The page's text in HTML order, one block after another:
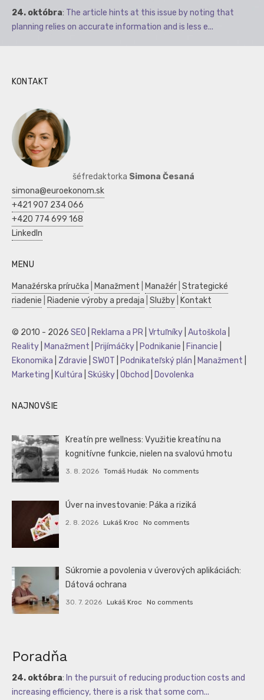
24. októbra: The article hints at this issue by noting that
planning relies on accurate information and is less e...
KONTAKT
šéfredaktorka Simona Česaná
simona@euroekonom.sk
+421 907 234 066
+420 774 699 168
LinkedIn
MENU
Manažérska príručka Manažment Manažér Strategické
riadenie
Riadenie výroby a predaja Služby Kontakt
© 2010 - 2026 SEO Reklama a PR Vrtuľníky Autoškola
Reality
Manažment Prijímáčky Podnikanie Financie
Ekonomika
Zdravie SWOT Podnikateľský plán Manažment
Marketing
Kultúra Skúšky Obchod Dovolenka
NAJNOVŠIE
Kreatín pre wellness: Využitie kreatínu na
kognitívne funkcie, nielen na svalovú hmotu
3. 8. 2026 Tomáš Hudák No comments
Úver na investovanie: Páka a riziká
2. 8. 2026 Lukáš Kroc No comments
Súkromie a povolenia v úverových aplikáciách:
Dátová ochrana
30. 7. 2026 Lukáš Kroc No comments
Poradňa
24. októbra: In the pursuit of reducing production costs and
increasing efficiency, there is a risk that some com...